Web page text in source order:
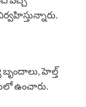
హెల్త్
ఉంచారు.